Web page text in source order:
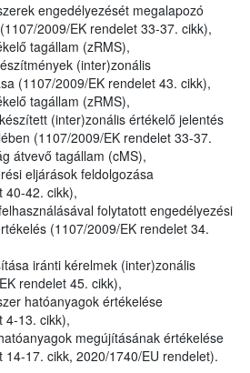
engedélyezését megalapozó
2009/EK rendelet 33-37. cikk),
tagállam (zRMS),
(inter)zonális
(1107/2009/EK rendelet 43. cikk),
tagállam (zRMS),
(inter)zonális értékelő jelentés
(1107/2009/EK rendelet 33-37.
átvevő tagállam (cMS),
eljárások feldolgozása
40-42. cikk),
folytatott engedélyezési
(1107/2009/EK rendelet 34.
iránti kérelmek (inter)zonális
rendelet 45. cikk),
hatóanyagok értékelése
4-13. cikk),
megújításának értékelése
14-17. cikk, 2020/1740/EU rendelet).